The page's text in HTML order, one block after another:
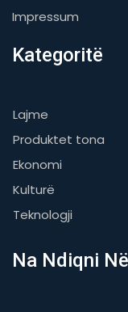
Impressum
Kategoritë
Lajme
Produktet tona
Ekonomi
Kulturë
Teknologji
Na Ndiqni